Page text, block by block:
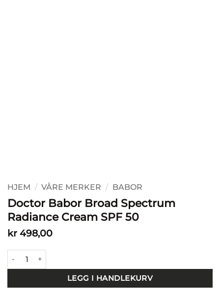
HJEM / VÅRE MERKER / BABOR
Doctor Babor Broad Spectrum
Radiance Cream SPF 50
kr 498,00
Doctor Babor Broad Spectrum Radiance Cream SPF 50
LEGG I HANDLEKURV